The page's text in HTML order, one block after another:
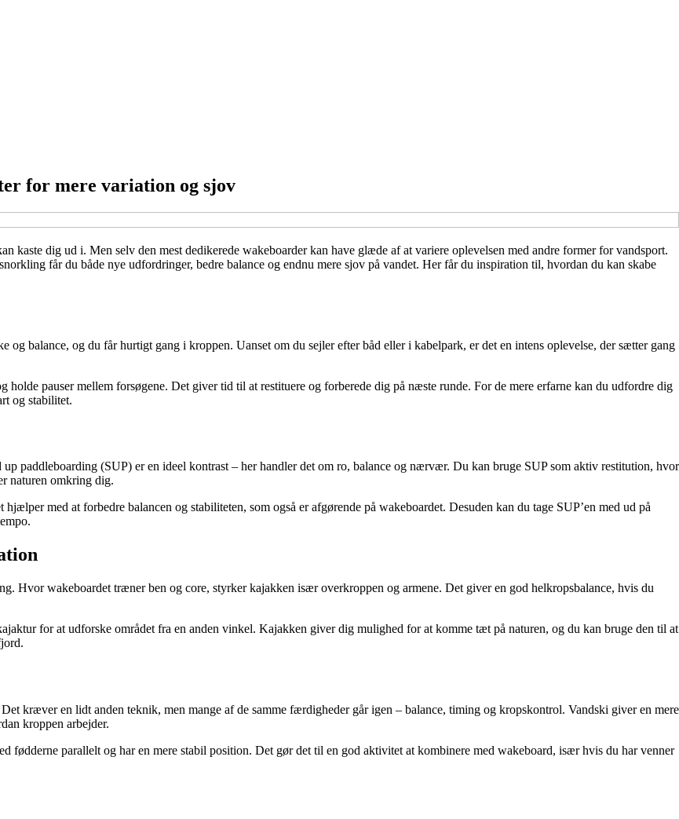
for mere variation og sjov
kaste dig ud i. Men selv den mest dedikerede wakeboarder kan have glæde af at variere oplevelsen med andre former for vandsport.
får du både nye udfordringer, bedre balance og endnu mere sjov på vandet. Her får du inspiration til, hvordan du kan skabe
balance, og du får hurtigt gang i kroppen. Uanset om du sejler efter båd eller i kabelpark, er det en intens oplevelse, der sætter gang
holde pauser mellem forsøgene. Det giver tid til at restituere og forberede dig på næste runde. For de mere erfarne kan du udfordre dig
og stabilitet.
paddleboarding (SUP) er en ideel kontrast – her handler det om ro, balance og nærvær. Du kan bruge SUP som aktiv restitution, hvor
naturen omkring dig.
med at forbedre balancen og stabiliteten, som også er afgørende på wakeboardet. Desuden kan du tage SUP’en med ud på
Hvor wakeboardet træner ben og core, styrker kajakken især overkroppen og armene. Det giver en god helkropsbalance, hvis du
for at udforske området fra en anden vinkel. Kajakken giver dig mulighed for at komme tæt på naturen, og du kan bruge den til at
kræver en lidt anden teknik, men mange af de samme færdigheder går igen – balance, timing og kropskontrol. Vandski giver en mere
kroppen arbejder.
fødderne parallelt og har en mere stabil position. Det gør det til en god aktivitet at kombinere med wakeboard, især hvis du har venner